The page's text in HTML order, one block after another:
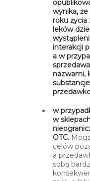
wynika,
roku życia
leków
interakcji
a w
nazwami,
w
w
OTC.
celów
a
sobą